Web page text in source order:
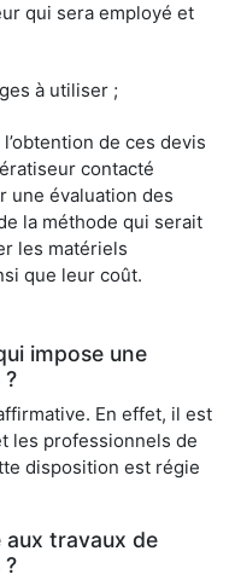
qui sera employé et
à utiliser ;
l’obtention de ces devis
contacté
une évaluation des
la méthode qui serait
les matériels
que leur coût.
impose une
?
En effet, il est
les professionnels de
disposition est régie
travaux de
?